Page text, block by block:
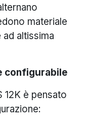
materiale
altissima
configurabile
12K è pensato